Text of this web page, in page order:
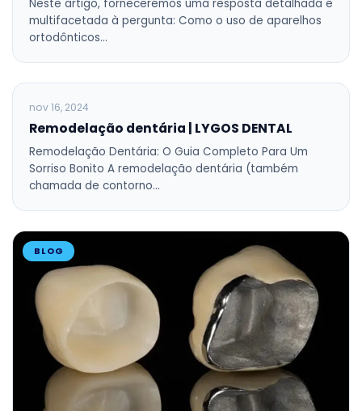
Neste artigo, forneceremos uma resposta detalhada e
multifacetada à pergunta: Como o uso de aparelhos
ortodônticos…
BLOG
nov 16, 2024
Remodelação dentária | LYGOS DENTAL
Remodelação Dentária: O Guia Completo Para Um
Sorriso Bonito A remodelação dentária (também
chamada de contorno…
BLOG